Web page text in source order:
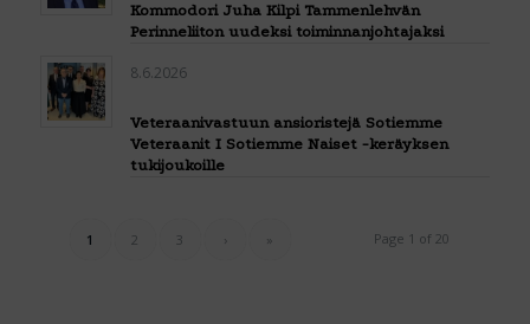
Kommodori Juha Kilpi Tammenlehvän
Perinneliiton uudeksi toiminnanjohtajaksi
8.6.2026
Veteraanivastuun ansioristejä Sotiemme
Veteraanit I Sotiemme Naiset -keräyksen
tukijoukoille
Page 1 of 20
1 2 3 › »